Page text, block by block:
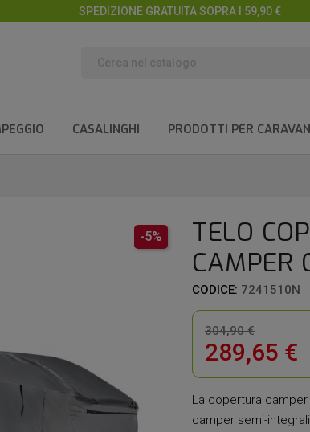
SPEDIZIONE GRATUITA SOPRA I 59,90 €
CASALINGHI PRODOTTI PER
-5%
TELO
CAMPER
CODICE: 7241510N
304,90 €
289,65 €
La copertura camper
camper semi-